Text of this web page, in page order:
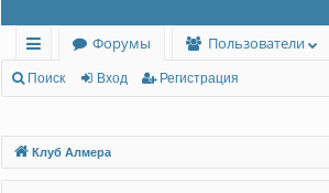
с
лк
и
Форумы
Пользователи
Поиск Вход Регистрация
Клуб Алмера